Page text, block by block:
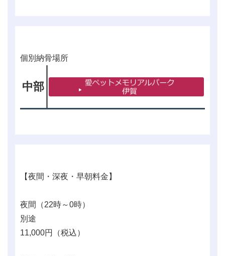
個別納骨場所
中部
【夜間・深夜・早朝料金】
夜間（22時～0時）
別途
11,000円（税込）